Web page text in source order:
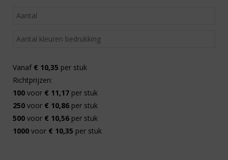
Vanaf € 10,35 per stuk
Richtprijzen:
100 voor € 11,17 per stuk
250 voor € 10,86 per stuk
500 voor € 10,56 per stuk
1000 voor € 10,35 per stuk